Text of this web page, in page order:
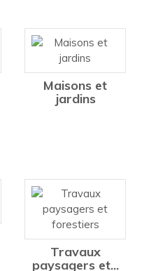
Maisons et
jardins
Travaux
paysagers et...